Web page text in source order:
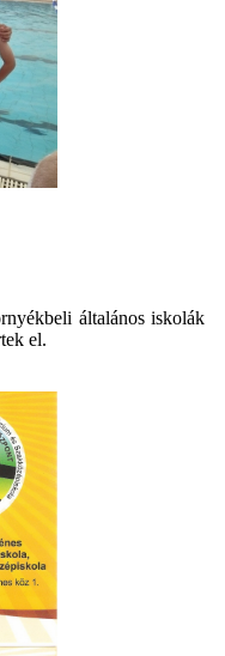
általános iskolák
el.